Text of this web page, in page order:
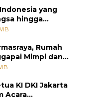
yang
hingga
Jepang
Rumah
Mimpi dan
KI DKI Jakarta
Acara
Informasi Publik